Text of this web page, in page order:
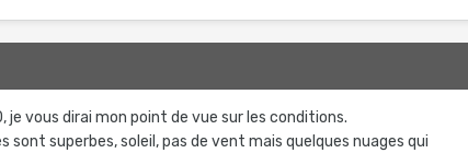
je vous dirai mon point de vue sur les conditions.
sont superbes, soleil, pas de vent mais quelques nuages qui